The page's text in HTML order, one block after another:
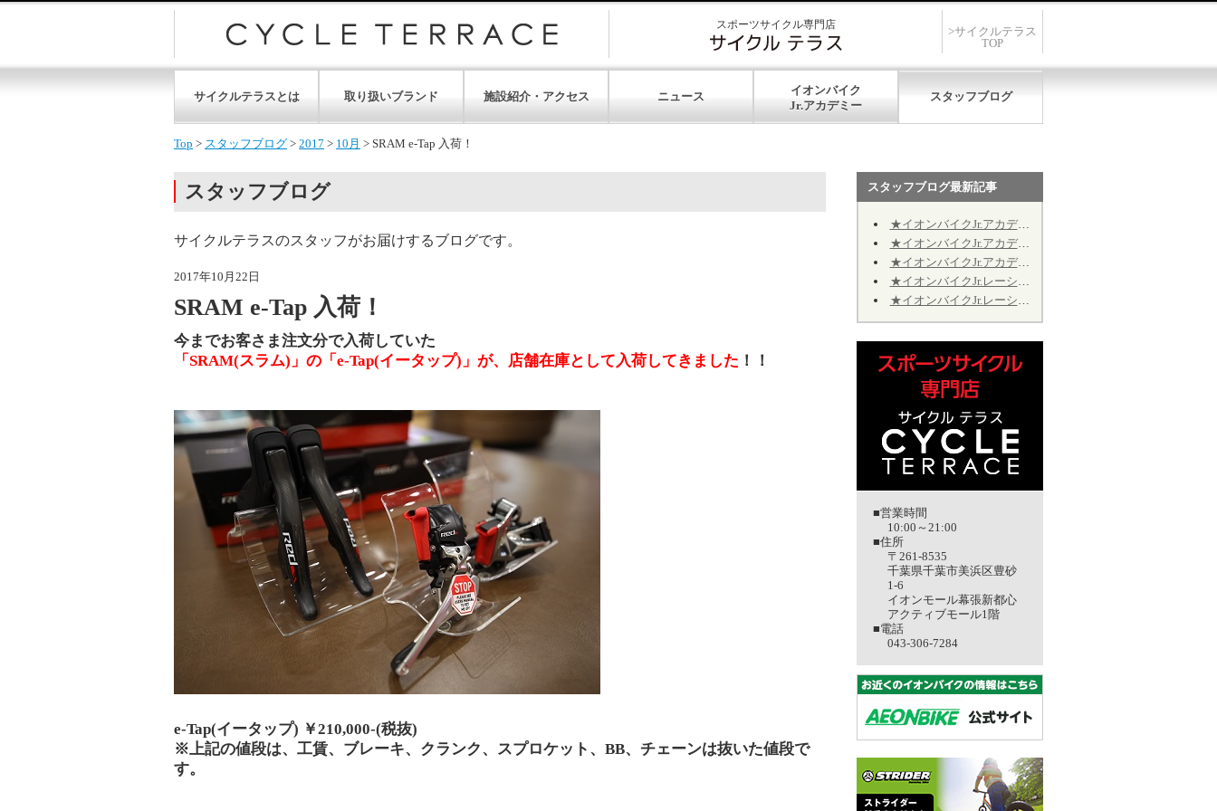
スポーツサイクル専門店
>サイクルテラス
TOP
サイクルテラスとは 取り扱いブランド 施設紹介・アクセス ニュース イオンバイク スタッフブログ
Top > スタッフブログ > 2017 > 10月 > SRAM e-Tap 入荷！
スタッフブログ
サイクルテラスのスタッフがお届けするブログです。
2017年10月22日
SRAM e-Tap 入荷！
今までお客さま注文分で入荷していた
「SRAM(スラム)」の「e-Tap(イータップ)」が、店舗在庫として入荷してきました ！！
e-Tap(イータップ) ￥210,000-(税抜)
※上記の値段は、工賃、ブレーキ、クランク、スプロケット、BB、チェーンは抜いた値段で
す。
スタッフブログ最新記事
★イオンバイクJr.アカデミー★第12期★第５回★明日7/19、開催致します★
★イオンバイクJr.アカデミー★第12期★第４回★明日7/11、振り替え開催致します★
★イオンバイクJr.アカデミー★第12期★2026年9月の開催日程のお知らせ
★イオンバイクJr.レーシング★第10期★2026年9月の予定★～Jr.アカデミーではありません～
★イオンバイクJr.レーシング★第10期★後半期ご継続のお手続きについて★※Jr.アカデミーではありません
■営業時間
10:00～21:00
■住所
〒261-8535
千葉県千葉市美浜区豊砂
1-6
イオンモール幕張新都心
アクティブモール1階
■電話
043-306-7284